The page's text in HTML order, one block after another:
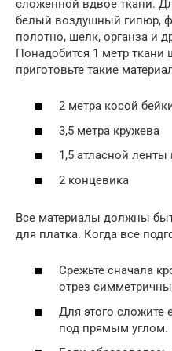
сложенной вдвое ткани.
белый воздушный гипюр,
полотно, шелк, органза и
Понадобится 1 метр
приготовьте такие
2 метра косой
3,5 метра кружева
1,5 атласной
2 концевика
Все материалы должны
для платка. Когда все
Срежьте сначала
отрез
Для этого сложите
под прямым углом.